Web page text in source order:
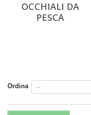
OCCHIALI DA
PESCA
Ordina